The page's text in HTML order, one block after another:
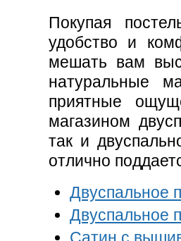
Покупая
удобство и
мешать вам
натуральные
приятные
магазином
так и
отлично
Двуспальное
Двуспальное